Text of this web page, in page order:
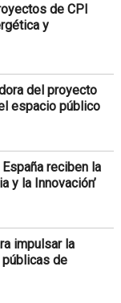
de CPI
y
del proyecto
espacio público
reciben la
y la Innovación’
impulsar la
de